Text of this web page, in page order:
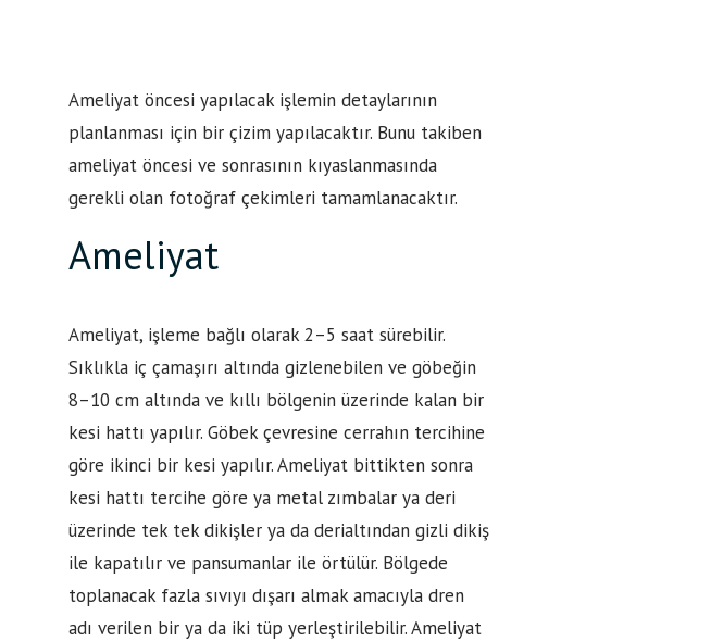
Ameliyat öncesi yapılacak işlemin detaylarının
planlanması için bir çizim yapılacaktır. Bunu takiben
ameliyat öncesi ve sonrasının kıyaslanmasında
gerekli olan fotoğraf çekimleri tamamlanacaktır.
Ameliyat
Ameliyat, işleme bağlı olarak 2–5 saat sürebilir.
Sıklıkla iç çamaşırı altında gizlenebilen ve göbeğin
8–10 cm altında ve kıllı bölgenin üzerinde kalan bir
kesi hattı yapılır. Göbek çevresine cerrahın tercihine
göre ikinci bir kesi yapılır. Ameliyat bittikten sonra
kesi hattı tercihe göre ya metal zımbalar ya deri
üzerinde tek tek dikişler ya da derialtından gizli dikiş
ile kapatılır ve pansumanlar ile örtülür. Bölgede
toplanacak fazla sıvıyı dışarı almak amacıyla dren
adı verilen bir ya da iki tüp yerleştirilebilir. Ameliyat